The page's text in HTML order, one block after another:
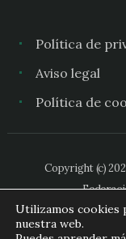
Política de
Aviso legal
Política de
Copyright (c)
Utilizamos cookies
nuestra web.